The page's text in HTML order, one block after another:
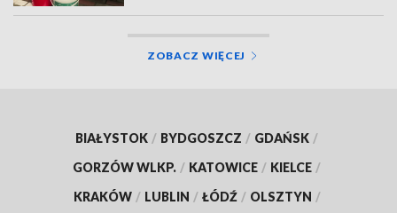
ZOBACZ WIĘCEJ
BIAŁYSTOK / BYDGOSZCZ / GDAŃSK /
GORZÓW WLKP. / KATOWICE / KIELCE /
KRAKÓW / LUBLIN / ŁÓDŹ / OLSZTYN /